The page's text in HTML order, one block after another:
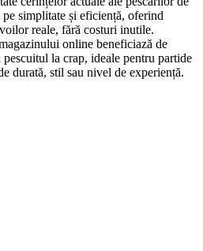
simplitate și eficiență, oferind
reale, fără costuri inutile.
online beneficiază de
la crap, ideale pentru partide
durată, stil sau nivel de experiență.